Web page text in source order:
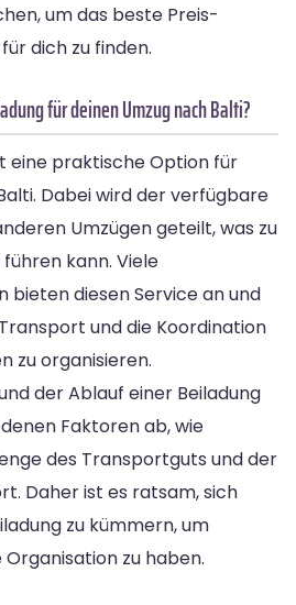
um das beste Preis-
dich zu finden.
für deinen Umzug nach Balti?
eine praktische Option für
Dabei wird der verfügbare
Umzügen geteilt, was zu
kann. Viele
bieten diesen Service an und
und die Koordination
zu organisieren.
der Ablauf einer Beiladung
Faktoren ab, wie
des Transportguts und der
Daher ist es ratsam, sich
zu kümmern, um
zu haben.